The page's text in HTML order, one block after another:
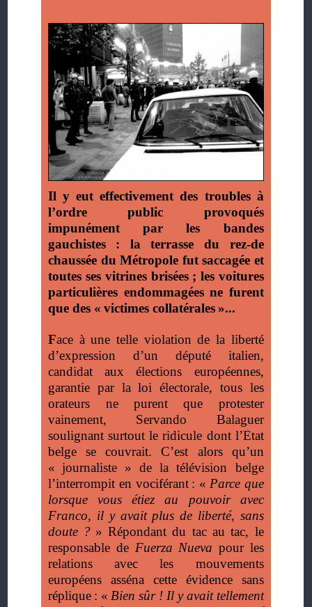
Il y eut effectivement des troubles à
l’ordre public provoqués
impunément par les bandes
gauchistes
: la terrasse du rez-de
chaussée du Métropole fut saccagée et
toutes ses vitrines brisées ; les voitures
particulières endommagées ne furent
que des « victimes collatérales »...
Face à une telle violation de la liberté
d’expression d’un député italien,
candidat aux élections européennes,
garantie par la loi électorale, tous les
orateurs ne purent que protester
vainement, Servando Balaguer
soulignant surtout le ridicule dont l’Etat
belge se couvrait. C’est alors qu’un
« journaliste » de la télévision belge
l’interrompit en vociférant : « Parce que
lorsque vous étiez au pouvoir avec
Franco, il y avait plus de liberté, sans
doute ? » Répondant du tac au tac, le
responsable de Fuerza Nueva pour les
relations avec les mouvements
européens asséna cette évidence sans
réplique : « Bien sûr ! Il y avait tellement